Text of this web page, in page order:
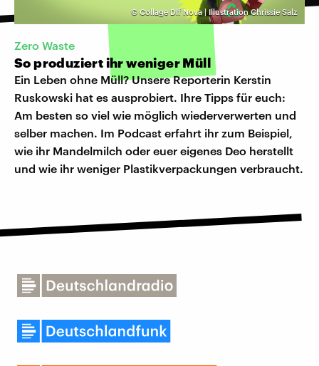
© Collage Dlf Nova | Illustration Chrissie Salz
Zero Waste
So produziert ihr weniger Müll
Ein Leben ohne Müll? Unsere Reporterin Kerstin
Ruskowski hat es ausprobiert. Ihre Tipps für euch:
Am besten so viel wie möglich wiederverwerten und
selber machen. Im Podcast erfahrt ihr zum Beispiel,
wie ihr Mandelmilch oder euer eigenes Deo herstellt
und wie ihr weniger Plastikverpackungen verbraucht.